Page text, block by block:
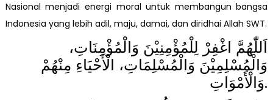
Nasional menjadi energi moral untuk membangun bangsa
Indonesia yang lebih adil, maju, damai, dan diridhai Allah SWT.
اَللّٰهُمَّ اغْفِرْ لِلْمُؤْمِنِيْنَ وَالْمُؤْمِنَاتِ،
وَالْمُسْلِمِيْنَ وَالْمُسْلِمَاتِ، الْأَحْيَاءِ مِنْهُمْ
وَالْأَمْوَاتِ.